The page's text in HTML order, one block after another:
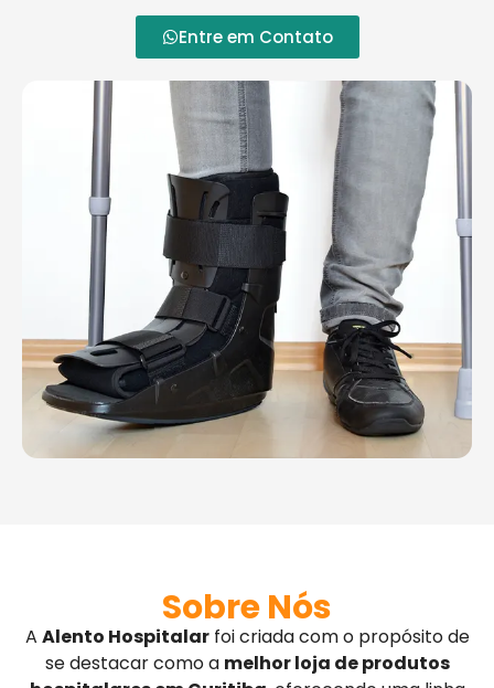
Entre em Contato
Sobre Nós
A Alento Hospitalarfoi criada com o propósito de
se destacar como a melhor loja de produtos